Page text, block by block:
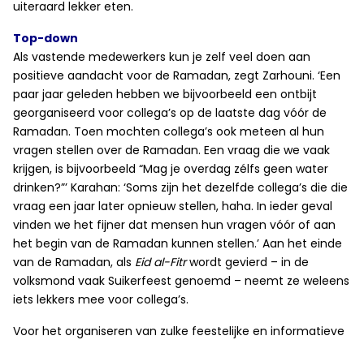
uiteraard lekker eten.
Top-down
Als vastende medewerkers kun je zelf veel doen aan
positieve aandacht voor de Ramadan, zegt Zarhouni. ‘Een
paar jaar geleden hebben we bijvoorbeeld een ontbijt
georganiseerd voor collega’s op de laatste dag vóór de
Ramadan. Toen mochten collega’s ook meteen al hun
vragen stellen over de Ramadan. Een vraag die we vaak
krijgen, is bijvoorbeeld “Mag je overdag zélfs geen water
drinken?”’ Karahan: ‘Soms zijn het dezelfde collega’s die die
vraag een jaar later opnieuw stellen, haha. In ieder geval
vinden we het fijner dat mensen hun vragen vóór of aan
het begin van de Ramadan kunnen stellen.’ Aan het einde
van de Ramadan, als Eid al-Fitrwordt gevierd – in de
volksmond vaak Suikerfeest genoemd – neemt ze weleens
iets lekkers mee voor collega’s.
Voor het organiseren van zulke feestelijke en informatieve